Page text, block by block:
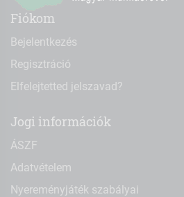
Fiókom
Bejelentkezés
Regisztráció
Elfelejtetted jelszavad?
Jogi információk
ÁSZF
Adatvételem
Nyereményjáték szabályai